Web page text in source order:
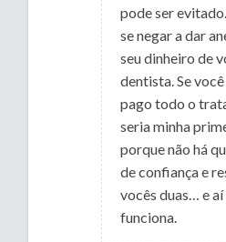
pode ser
se negar a dar
seu dinheiro de
dentista. Se
pago todo o
seria minha
porque não há
de confiança e
vocês duas… e aí
funciona.